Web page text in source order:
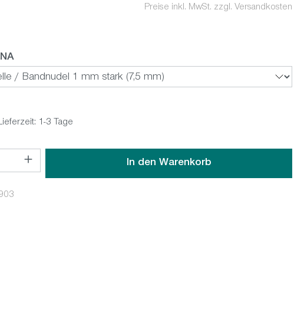
Preise inkl. MwSt. zzgl. Versandkosten
auswählen
1-3 Tage
den gewünschten Wert ein oder benutze die Schaltflächen um die
In den Warenkorb